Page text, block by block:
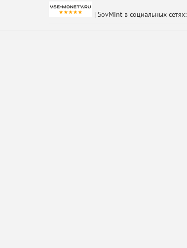
| SovMint в социальных сетях: